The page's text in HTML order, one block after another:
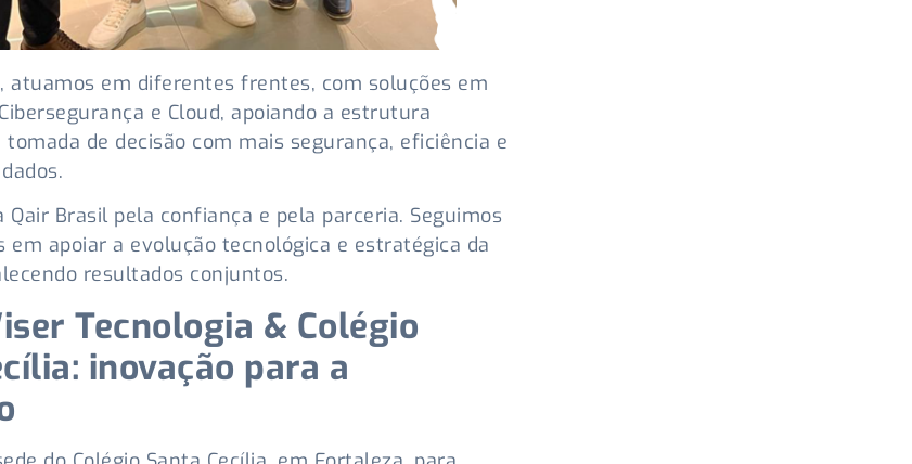
atuamos em diferentes frentes, com soluções em
e Cloud, apoiando a estrutura
de decisão com mais segurança, eficiência e
Qair Brasil pela confiança e pela parceria. Seguimos
em apoiar a evolução tecnológica e estratégica da
resultados conjuntos.
Tecnologia & Colégio
inovação para a